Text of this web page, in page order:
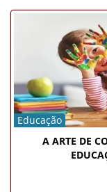
Educação
A ARTE DE